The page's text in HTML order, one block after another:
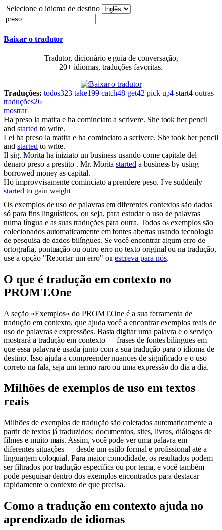
Selecione o idioma de destino
Baixar o tradutor
Tradutor, dicionário e guia de conversação,
20+ idiomas, traduções favoritas.
Traduções: todos323 take199 catch48 get42 pick up4 start4 outras
traduções26
mostrar
Ha preso la matita e ha cominciato a scrivere. She took her pencil
and started to write.
Lei ha preso la matita e ha cominciato a scrivere. She took her pencil
and started to write.
Il sig. Morita ha iniziato un business usando come capitale del
denaro preso a prestito . Mr. Morita started a business by using
borrowed money as capital.
Ho improvvisamente cominciato a prendere peso. I've suddenly
started to gain weight.
Os exemplos de uso de palavras em diferentes contextos são dados
só para fins linguísticos, ou seja, para estudar o uso de palavras
numa língua e as suas traduções para outra. Todos os exemplos são
colecionados automaticamente em fontes abertas usando tecnologia
de pesquisa de dados bilíngues. Se você encontrar algum erro de
ortografia, pontuação ou outro erro no texto original ou na tradução,
use a opção "Reportar um erro" ou escreva para nós.
O que é tradução em contexto no
PROMT.One
A seção «Exemplos» do PROMT.One é a sua ferramenta de
tradução em contexto, que ajuda você a encontrar exemplos reais de
uso de palavras e expressões. Basta digitar uma palavra e o serviço
mostrará a tradução em contexto — frases de fontes bilíngues em
que essa palavra é usada junto com a sua tradução para o idioma de
destino. Isso ajuda a compreender nuances de significado e o uso
correto na fala, seja um termo raro ou uma expressão do dia a dia.
Milhões de exemplos de uso em textos
reais
Milhões de exemplos de tradução são coletados automaticamente a
partir de textos já traduzidos: documentos, sites, livros, diálogos de
filmes e muito mais. Assim, você pode ver uma palavra em
diferentes situações — desde um estilo formal e profissional até a
linguagem coloquial. Para maior comodidade, os resultados podem
ser filtrados por tradução específica ou por tema, e você também
pode pesquisar dentro dos exemplos encontrados para destacar
rapidamente o contexto de que precisa.
Como a tradução em contexto ajuda no
aprendizado de idiomas